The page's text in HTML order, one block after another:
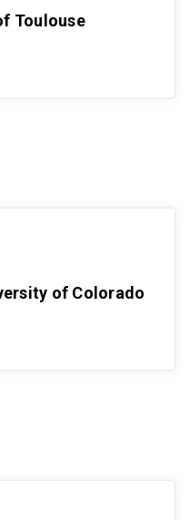
Toulouse
of Colorado